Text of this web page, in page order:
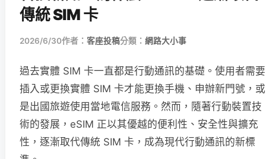
傳統 SIM 卡
2026/6/30作者： 客座投稿分類： 網路大小事
過去實體 SIM 卡一直都是行動通訊的基礎。使用者需要
插入或更換實體 SIM 卡才能更換手機、申辦新門號，或
是出國旅遊使用當地電信服務。然而，隨著行動裝置技
術的發展，eSIM 正以其優越的便利性、安全性與擴充
性，逐漸取代傳統 SIM 卡，成為現代行動通訊的新標